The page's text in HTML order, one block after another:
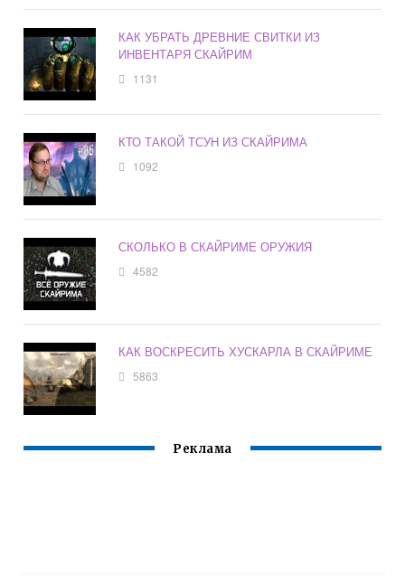
КАК УБРАТЬ ДРЕВНИЕ СВИТКИ ИЗ
ИНВЕНТАРЯ СКАЙРИМ
1131
КТО ТАКОЙ ТСУН ИЗ СКАЙРИМА
1092
СКОЛЬКО В СКАЙРИМЕ ОРУЖИЯ
4582
КАК ВОСКРЕСИТЬ ХУСКАРЛА В СКАЙРИМЕ
5863
Реклама